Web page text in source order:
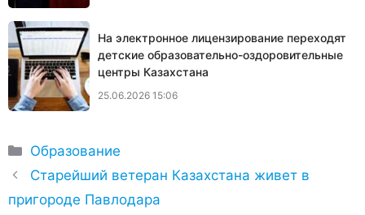
На электронное лицензирование переходят
детские образовательно-оздоровительные
центры Казахстана
25.06.2026 15:06
Рубрики
Образование
Старейший ветеран Казахстана живет в
пригороде Павлодара